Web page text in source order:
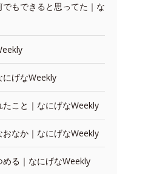
もできると思ってた｜な
にげなWeekly
たこと｜なにげなWeekly
おなか｜なにげなWeekly
める｜なにげなWeekly